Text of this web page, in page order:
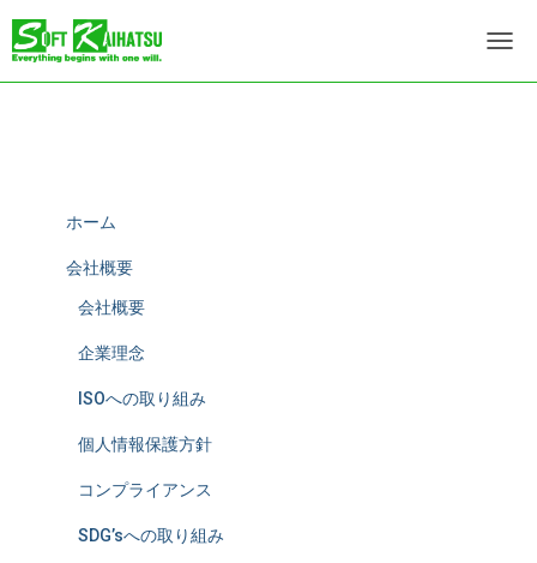
ビ
ホーム
会社概要
会社概要
企業理念
ISOへの取り組み
個人情報保護方針
コンプライアンス
SDG’sへの取り組み